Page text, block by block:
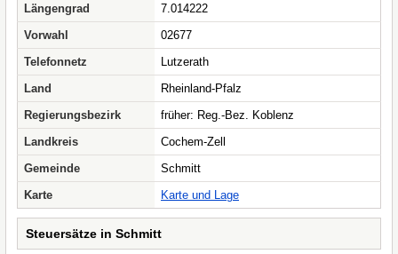
Längengrad
7.014222
Vorwahl
02677
Telefonnetz
Lutzerath
Land
Rheinland-Pfalz
Regierungsbezirk
früher: Reg.-Bez. Koblenz
Landkreis
Cochem-Zell
Gemeinde
Schmitt
Karte
Karte und Lage
Steuersätze in Schmitt